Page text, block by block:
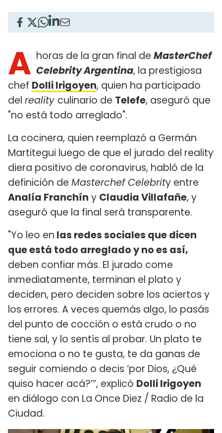
A horas de la gran final de MasterChef
Celebrity Argentina, la prestigiosa
chef Dolli Irigoyen, quien ha participado
del reality culinario de Telefe, aseguró que
"no está todo arreglado".
La cocinera, quien reemplazó a Germán
Martitegui luego de que el jurado del reality
diera positivo de coronavirus, habló de la
definición de Masterchef Celebrity entre
Analía Franchín y Claudia Villafañe, y
aseguró que la final será transparente.
"Yo leo en las redes sociales que dicen
que está todo arreglado y no es así,
deben confiar más. El jurado come
inmediatamente, terminan el plato y
deciden, pero deciden sobre los aciertos y
los errores. A veces quemás algo, lo pasás
del punto de cocción o está crudo o no
tiene sal, y lo sentís al probar. Un plato te
emociona o no te gusta, te da ganas de
seguir comiendo o decis ‘por Dios, ¿Qué
quiso hacer acá?’”, explicó Dolli Irigoyen
en diálogo con La Once Diez / Radio de la
Ciudad.